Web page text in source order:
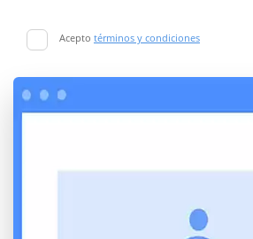
Acepto términos y condiciones